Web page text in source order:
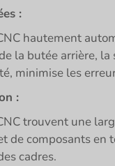
:
hautement
la butée arrière,
minimise les
:
trouvent une
de composants
cadres.